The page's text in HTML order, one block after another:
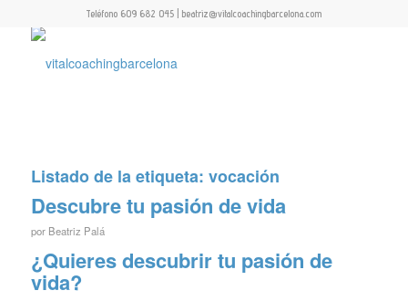
Teléfono 609 682 045 | beatriz@vitalcoachingbarcelona.com
Listado de la etiqueta: vocación
Descubre tu pasión de vida
por Beatriz Palá
¿Quieres descubrir tu pasión de
vida?